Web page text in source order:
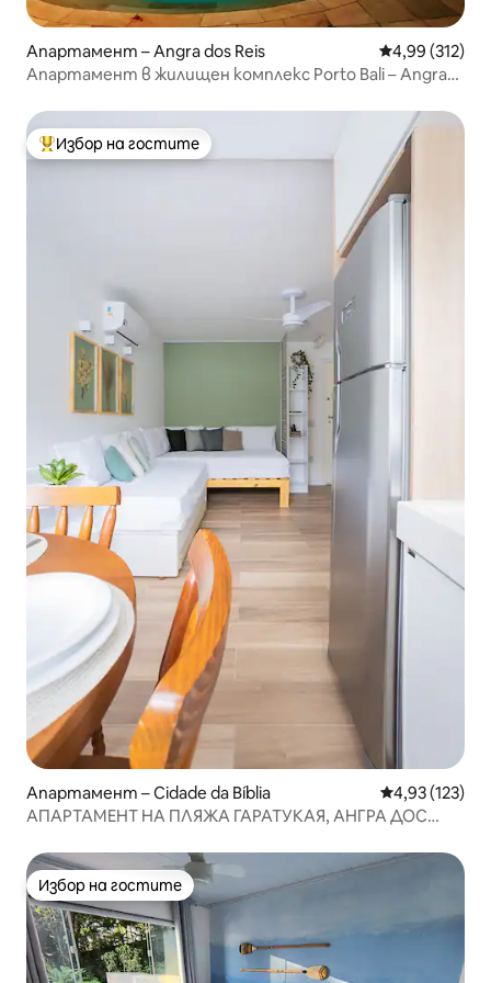
Апартамент – Angra dos Reis Средна
4,99 (312)
Апартамент в жилищен комплекс Porto Bali – Angra
Най-популярен избор на гостите
Избор на гостите
Апартамент – Cidade da Bíblia Средна
4,93 (123)
АПАРТАМЕНТ НА ПЛЯЖА ГАРАТУКАЯ, АНГРА ДОС
Избор на гостите
Избор на гостите